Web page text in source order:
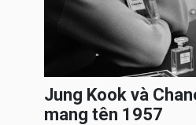
Jung Kook và
mang tên 1957